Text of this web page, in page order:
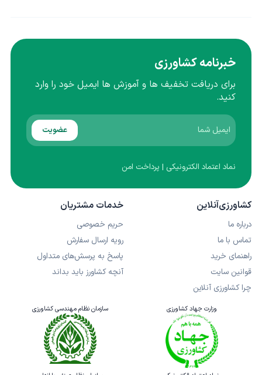
خبرنامه کشاورزی
برای دریافت تخفیف ها و آموزش ها ایمیل خود را وارد
کنید.
عضویت
نماد اعتماد الکترونیکی | پرداخت امن
کشاورزی‌آنلاین
درباره ما
تماس با ما
راهنمای خرید
قوانین سایت
چرا کشاورزی آنلاین
خدمات مشتریان
حریم خصوصی
رویه ارسال سفارش
پاسخ به پرسش‌های متداول
آنچه کشاورز باید بداند
وزارت جهاد کشاورزی سازمان نظام مهندسی کشاورزی